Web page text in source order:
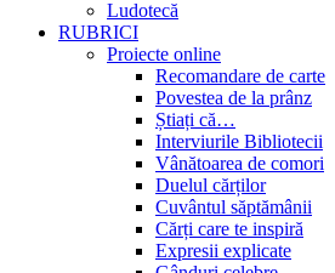
Ludotecă
RUBRICI
Proiecte online
Recomandare de carte
Povestea de la prânz
Știați că…
Interviurile Bibliotecii
Vânătoarea de comori
Duelul cărților
Cuvântul săptămânii
Cărți care te inspiră
Expresii explicate